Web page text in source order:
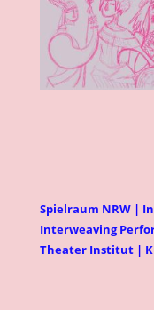
Spielraum NRW |
Interweaving
Theater Institut|